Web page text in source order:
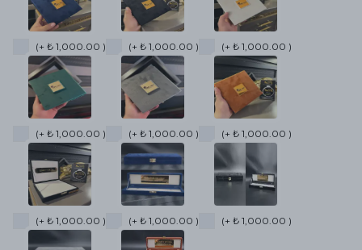
(+ ₺ 1,000.00 ) (+ ₺ 1,000.00 ) (+ ₺ 1,000.00 )
(+ ₺ 1,000.00 ) (+ ₺ 1,000.00 ) (+ ₺ 1,000.00 )
(+ ₺ 1,000.00 ) (+ ₺ 1,000.00 ) (+ ₺ 1,000.00 )